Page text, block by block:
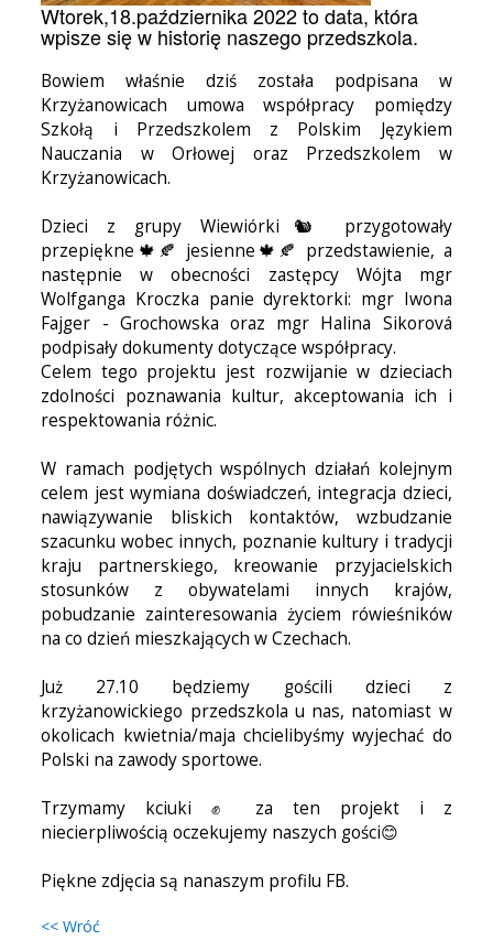
Wtorek,18.października 2022 to data, która
wpisze się w historię naszego przedszkola.
Bowiem właśnie dziś została podpisana w
Krzyżanowicach umowa współpracy pomiędzy
Szkołą i Przedszkolem z Polskim Językiem
Nauczania w Orłowej oraz Przedszkolem w
Krzyżanowicach.
Dzieci z grupy Wiewiórki🐿 przygotowały
przepiękne🍁🍂 jesienne🍁🍂 przedstawienie, a
następnie w obecności zastępcy Wójta mgr
Wolfganga Kroczka panie dyrektorki: mgr Iwona
Fajger - Grochowska oraz mgr Halina Sikorová
podpisały dokumenty dotyczące współpracy.
Celem tego projektu jest rozwijanie w dzieciach
zdolności poznawania kultur, akceptowania ich i
respektowania różnic.
W ramach podjętych wspólnych działań kolejnym
celem jest wymiana doświadczeń, integracja dzieci,
nawiązywanie bliskich kontaktów, wzbudzanie
szacunku wobec innych, poznanie kultury i tradycji
kraju partnerskiego, kreowanie przyjacielskich
stosunków z obywatelami innych krajów,
pobudzanie zainteresowania życiem rówieśników
na co dzień mieszkających w Czechach.
Już 27.10 będziemy gościli dzieci z
krzyżanowickiego przedszkola u nas, natomiast w
okolicach kwietnia/maja chcielibyśmy wyjechać do
Polski na zawody sportowe.
Trzymamy kciuki ✊️ za ten projekt i z
niecierpliwością oczekujemy naszych gości😊
Piękne zdjęcia są nanaszym profilu FB.
<< Wróć